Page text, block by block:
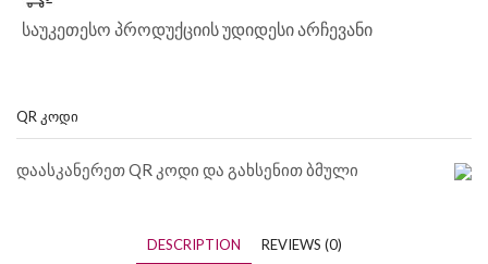
საუკეთესო პროდუქციის უდიდესი არჩევანი
QR ᲙᲝᲓᲘ
დაასკანერეთ QR კოდი და გახსენით ბმული
DESCRIPTION REVIEWS (0)